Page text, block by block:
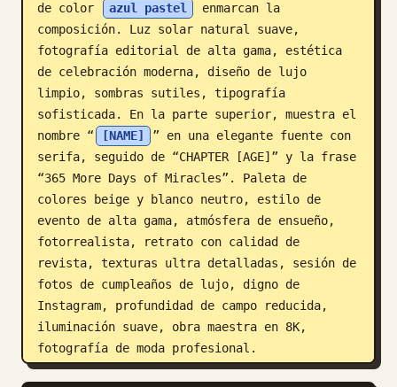
de color
azul pastel
enmarcan la
composición. Luz solar natural suave,
fotografía editorial de alta gama, estética
de celebración moderna, diseño de lujo
limpio, sombras sutiles, tipografía
sofisticada. En la parte superior, muestra el
nombre “
[NAME]
” en una elegante fuente con
serifa, seguido de “CHAPTER [AGE]” y la frase
“365 More Days of Miracles”. Paleta de
colores beige y blanco neutro, estilo de
evento de alta gama, atmósfera de ensueño,
fotorrealista, retrato con calidad de
revista, texturas ultra detalladas, sesión de
fotos de cumpleaños de lujo, digno de
Instagram, profundidad de campo reducida,
iluminación suave, obra maestra en 8K,
fotografía de moda profesional.